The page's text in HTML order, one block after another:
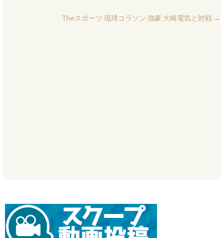
Theスポーツ 琉球コラソン 強豪 大崎電気と対戦 →